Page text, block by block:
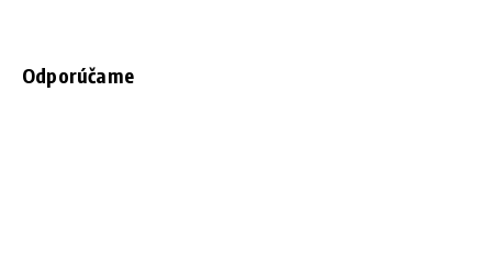
Odporúčame